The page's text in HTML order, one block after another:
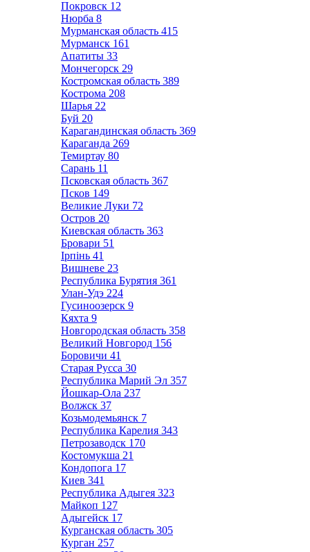
Покровск 12
Нюрба 8
Мурманская область 415
Мурманск 161
Апатиты 33
Мончегорск 29
Костромская область 389
Кострома 208
Шарья 22
Буй 20
Карагандинская область 369
Караганда 269
Темиртау 80
Сарань 11
Псковская область 367
Псков 149
Великие Луки 72
Остров 20
Киевская область 363
Бровари 51
Ірпінь 41
Вишневе 23
Республика Бурятия 361
Улан-Удэ 224
Гусиноозерск 9
Кяхта 9
Новгородская область 358
Великий Новгород 156
Боровичи 41
Старая Русса 30
Республика Марий Эл 357
Йошкар-Ола 237
Волжск 37
Козьмодемьянск 7
Республика Карелия 343
Петрозаводск 170
Костомукша 21
Кондопога 17
Киев 341
Республика Адыгея 323
Майкоп 127
Адыгейск 17
Курганская область 305
Курган 257